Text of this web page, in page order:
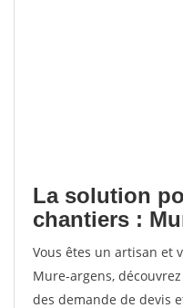
La solution
chantiers :
Vous êtes un artisan et
Mure-argens,
des demande de devis